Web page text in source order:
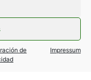
de
Impressum